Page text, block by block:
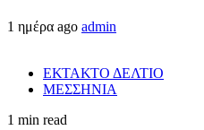
1 ημέρα ago admin
ΕΚΤΑΚΤΟ ΔΕΛΤΙΟ
ΜΕΣΣΗΝΙΑ
1 min read